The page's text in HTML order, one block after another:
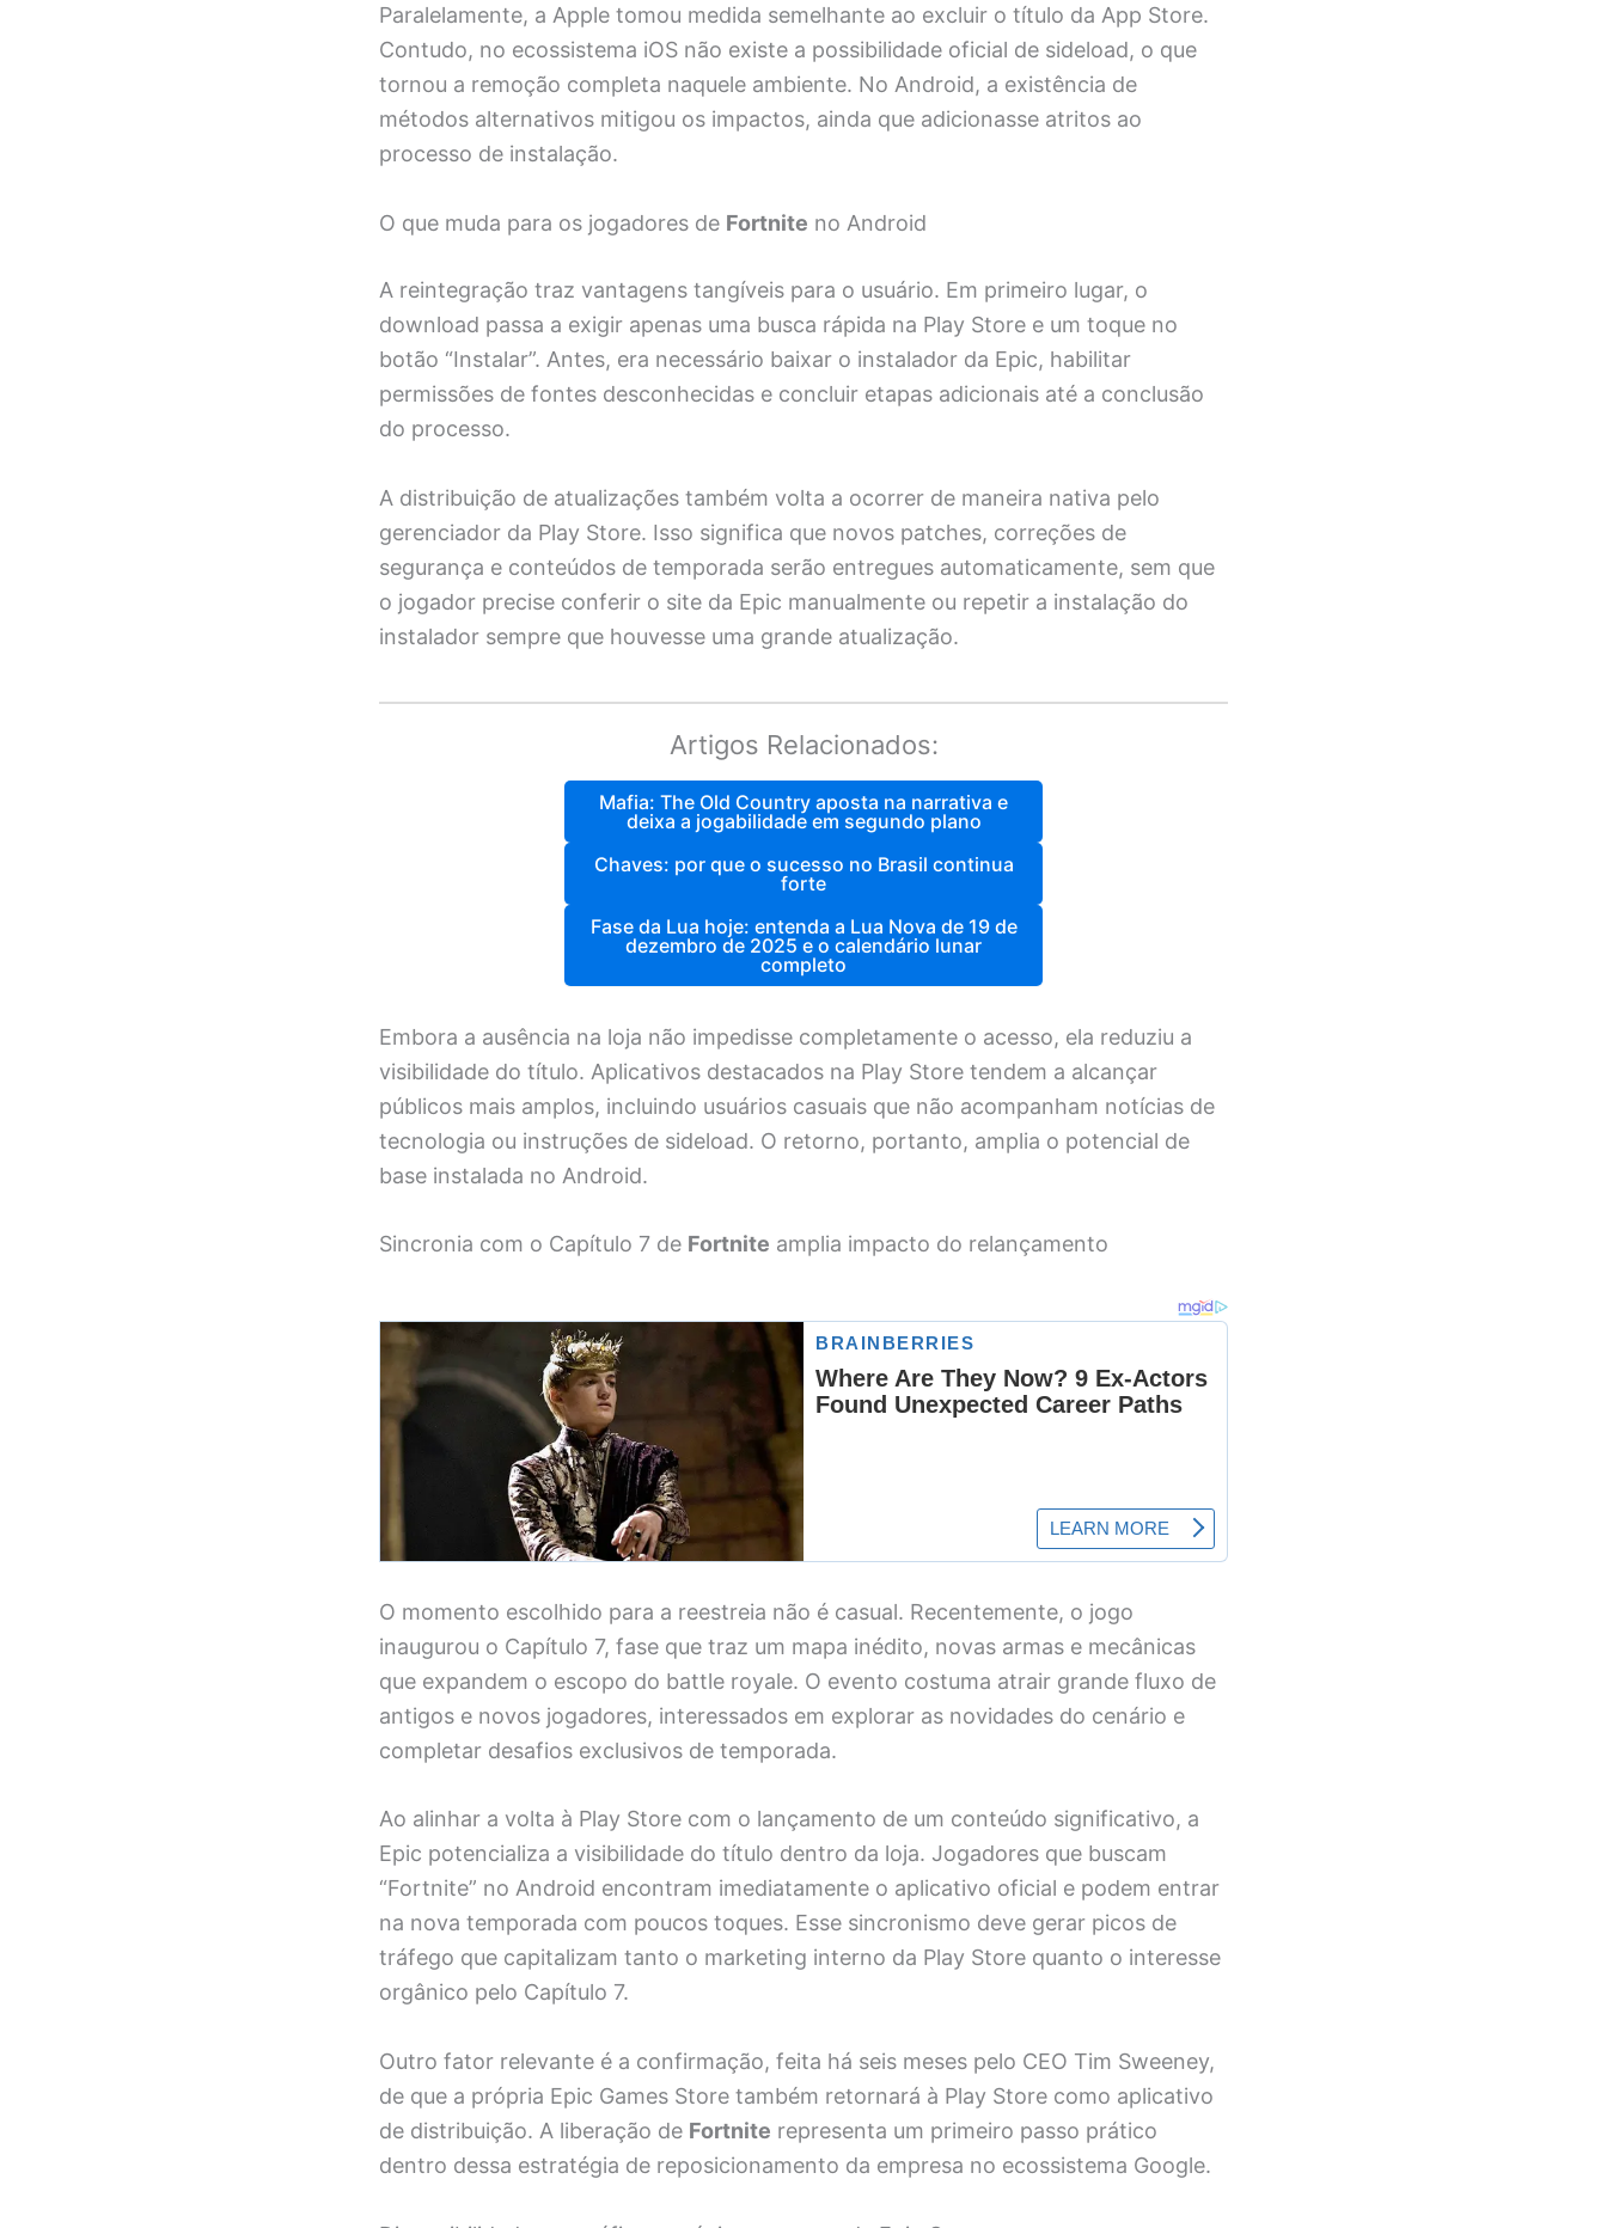
Paralelamente, a Apple tomou medida semelhante ao excluir o título da App Store.
Contudo, no ecossistema iOS não existe a possibilidade oficial de sideload, o que
tornou a remoção completa naquele ambiente. No Android, a existência de
métodos alternativos mitigou os impactos, ainda que adicionasse atritos ao
processo de instalação.
O que muda para os jogadores de Fortnite no Android
A reintegração traz vantagens tangíveis para o usuário. Em primeiro lugar, o
download passa a exigir apenas uma busca rápida na Play Store e um toque no
botão “Instalar”. Antes, era necessário baixar o instalador da Epic, habilitar
permissões de fontes desconhecidas e concluir etapas adicionais até a conclusão
do processo.
A distribuição de atualizações também volta a ocorrer de maneira nativa pelo
gerenciador da Play Store. Isso significa que novos patches, correções de
segurança e conteúdos de temporada serão entregues automaticamente, sem que
o jogador precise conferir o site da Epic manualmente ou repetir a instalação do
instalador sempre que houvesse uma grande atualização.
Artigos Relacionados:
Mafia: The Old Country aposta na narrativa e
deixa a jogabilidade em segundo plano
Chaves: por que o sucesso no Brasil continua
forte
Fase da Lua hoje: entenda a Lua Nova de 19 de
dezembro de 2025 e o calendário lunar
completo
Embora a ausência na loja não impedisse completamente o acesso, ela reduziu a
visibilidade do título. Aplicativos destacados na Play Store tendem a alcançar
públicos mais amplos, incluindo usuários casuais que não acompanham notícias de
tecnologia ou instruções de sideload. O retorno, portanto, amplia o potencial de
base instalada no Android.
Sincronia com o Capítulo 7 de Fortnite amplia impacto do relançamento
O momento escolhido para a reestreia não é casual. Recentemente, o jogo
inaugurou o Capítulo 7, fase que traz um mapa inédito, novas armas e mecânicas
que expandem o escopo do battle royale. O evento costuma atrair grande fluxo de
antigos e novos jogadores, interessados em explorar as novidades do cenário e
completar desafios exclusivos de temporada.
Ao alinhar a volta à Play Store com o lançamento de um conteúdo significativo, a
Epic potencializa a visibilidade do título dentro da loja. Jogadores que buscam
“Fortnite” no Android encontram imediatamente o aplicativo oficial e podem entrar
na nova temporada com poucos toques. Esse sincronismo deve gerar picos de
tráfego que capitalizam tanto o marketing interno da Play Store quanto o interesse
orgânico pelo Capítulo 7.
Outro fator relevante é a confirmação, feita há seis meses pelo CEO Tim Sweeney,
de que a própria Epic Games Store também retornará à Play Store como aplicativo
de distribuição. A liberação de Fortnite representa um primeiro passo prático
dentro dessa estratégia de reposicionamento da empresa no ecossistema Google.